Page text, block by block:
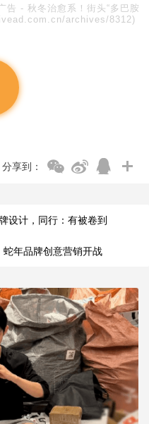
告 - 秋冬治愈系！街头“多巴胺
archives/8312)
分享到：
设计，同行：有被卷到
年品牌创意营销开战